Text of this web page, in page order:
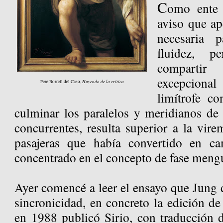
Pere Borrell del Caso,Huyendo de la crítica
Como ente
aviso que
necesaria
fluidez,
limítrofe
culminar los paralelos y meridianos de
concurrentes, resulta superior a la
pasajeras que había convertido en
concentrado en el concepto de fase
Ayer comencé a leer el ensayo que
sincronicidad, en concreto la edición
en 1988 publicó Sirio, con traducción